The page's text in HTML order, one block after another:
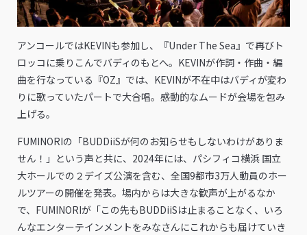
アンコールではKEVINも参加し、『Under The Sea』で再びト
ロッコに乗りこんでバディのもとへ。KEVINが作詞・作曲・編
曲を行なっている『OZ』では、KEVINが不在中はバディが変わ
りに歌っていたパートで大合唱。感動的なムードが会場を包み
上げる。
FUMINORIの「BUDDiiSが何のお知らせもしないわけがありま
せん！」という声と共に、2024年には、パシフィコ横浜 国立
大ホールでの２デイズ公演を含む、全国9都市3万人動員のホー
ルツアーの開催を発表。場内からは大きな歓声が上がるなか
で、FUMINORIが「この先もBUDDiiSは止まることなく、いろ
んなエンターテインメントをみなさんにこれからも届けていき